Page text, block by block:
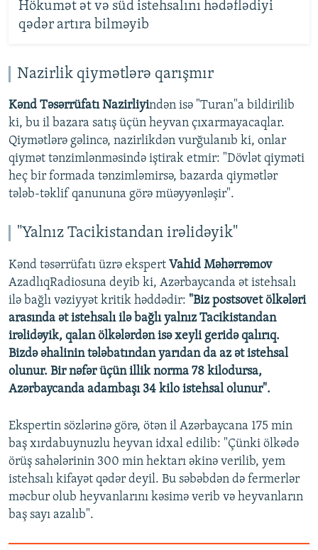
Hökumət ət və süd istehsalını hədəflədiyi
qədər artıra bilməyib
Nazirlik qiymətlərə qarışmır
Kənd Təsərrüfatı Nazirliyindən isə "Turan"a bildirilib
ki, bu il bazara satış üçün heyvan çıxarmayacaqlar.
Qiymətlərə gəlincə, nazirlikdən vurğulanıb ki, onlar
qiymət tənzimlənməsində iştirak etmir: "Dövlət qiyməti
heç bir formada tənzimləmirsə, bazarda qiymətlər
tələb-təklif qanununa görə müəyyənləşir".
"Yalnız Tacikistandan irəlidəyik"
Kənd təsərrüfatı üzrə ekspert Vahid Məhərrəmov
AzadlıqRadiosuna deyib ki, Azərbaycanda ət istehsalı
ilə bağlı vəziyyət kritik həddədir: "Biz postsovet ölkələri
arasında ət istehsalı ilə bağlı yalnız Tacikistandan
irəlidəyik, qalan ölkələrdən isə xeyli geridə qalırıq.
Bizdə əhalinin tələbatından yarıdan da az ət istehsal
olunur. Bir nəfər üçün illik norma 78 kilodursa,
Azərbaycanda adambaşı 34 kilo istehsal olunur".
Ekspertin sözlərinə görə, ötən il Azərbaycana 175 min
baş xırdabuynuzlu heyvan idxal edilib: "Çünki ölkədə
örüş sahələrinin 300 min hektarı əkinə verilib, yem
istehsalı kifayət qədər deyil. Bu səbəbdən də fermerlər
məcbur olub heyvanlarını kəsimə verib və heyvanların
baş sayı azalıb".